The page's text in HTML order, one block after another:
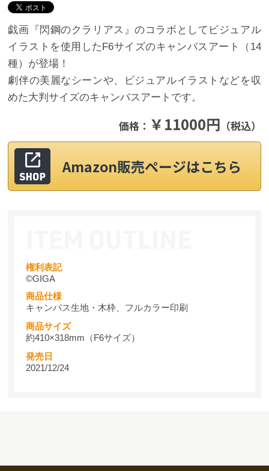
戯画『閃鋼のクラリアス』のコラボとしてビジュアル
イラストを使用したF6サイズのキャンバスアート（14
種）が登場！
劇伴の美麗なシーンや、ビジュアルイラストなどを収
めた大判サイズのキャンバスアートです。
価格： ￥11000円 （税込）
Amazon販売ページはこちら
権利表記
©GIGA
商品仕様
キャンパス生地・木枠、フルカラー印刷
商品サイズ
約410×318mm（F6サイズ）
発売日
2021/12/24